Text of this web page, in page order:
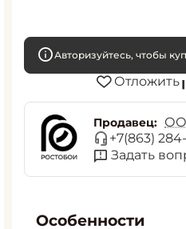
Авторизуйтесь, чтобы
Отложить
Продавец:
+7(863)
Задать
Особенности